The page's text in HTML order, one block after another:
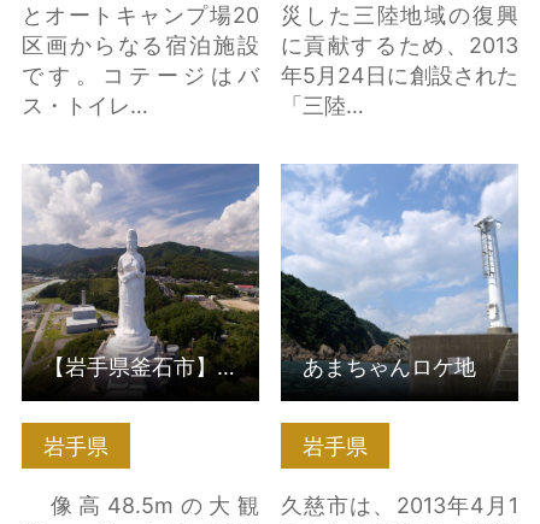
とオートキャンプ場20
区画からなる宿泊施設
です。コテージはバ
ス・トイレ…
災した三陸地域の復興
に貢献するため、2013
年5月24日に創設された
「三陸…
岩手県
像高48.5mの大観
【岩手県釜石市】釜石
大観音 の詳細はこちら
【岩手県釜石市】釜石大観音
岩手県
久慈市は、2013年4月1
あまちゃんロケ地 の詳
細はこちら
あまちゃんロケ地